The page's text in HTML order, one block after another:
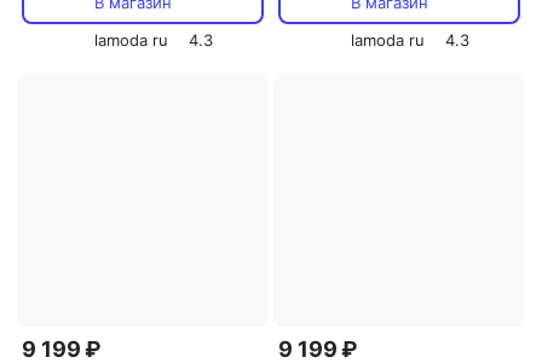
lamoda ru
4.3
lamoda ru
4.3
9 199 ₽ 9 199 ₽